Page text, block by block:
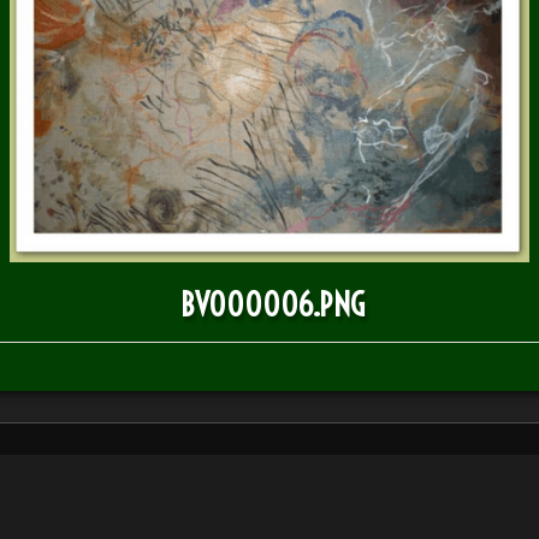
BULLETIN D'INFOS
BV000006.PNG